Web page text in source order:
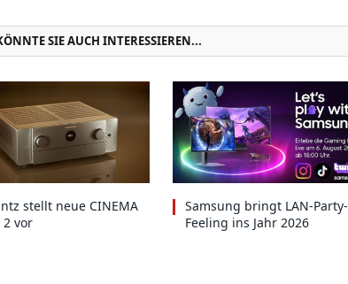
SIE AUCH INTERESSIEREN...
stellt neue CINEMA
2 vor
Samsung bringt LAN-Party-
Feeling ins Jahr 2026